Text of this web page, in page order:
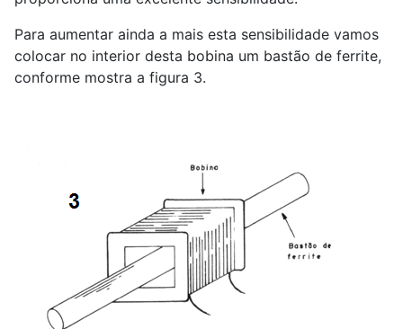
Para aumentar ainda a mais esta sensibilidade vamos
colocar no interior desta bobina um bastão de ferrite,
conforme mostra a figura 3.